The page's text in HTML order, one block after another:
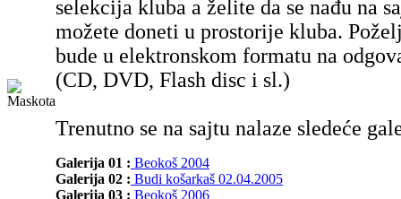
selekcija kluba a želite da se nađu na
možete doneti u prostorije kluba.
bude u elektronskom formatu na
(CD, DVD, Flash disc i sl.)
Trenutno se na sajtu nalaze sledeće
Galerija 01 : Beokoš 2004
Galerija 02 : Budi košarkaš 02.04.2005
Galerija 03 : Beokoš 2006